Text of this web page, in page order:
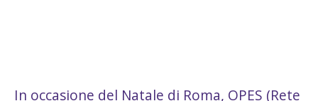
In occasione del Natale di Roma, OPES (Rete